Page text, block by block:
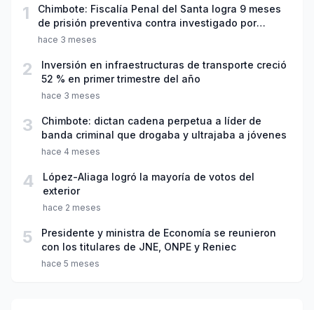
1
Chimbote: Fiscalía Penal del Santa logra 9 meses
de prisión preventiva contra investigado por
violación sexual y tentativa de feminicidio
hace 3 meses
2
Inversión en infraestructuras de transporte creció
52 % en primer trimestre del año
hace 3 meses
3
Chimbote: dictan cadena perpetua a líder de
banda criminal que drogaba y ultrajaba a jóvenes
hace 4 meses
4
López-Aliaga logró la mayoría de votos del
exterior
hace 2 meses
5
Presidente y ministra de Economía se reunieron
con los titulares de JNE, ONPE y Reniec
hace 5 meses